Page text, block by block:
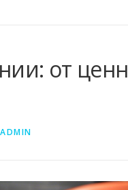
от
ADMIN